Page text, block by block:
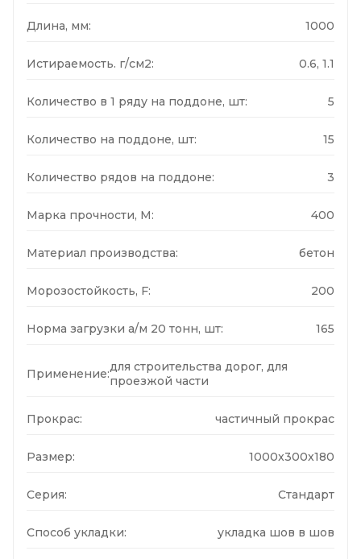
Длина, мм: 1000
Истираемость. г/см2: 0.6, 1.1
Количество в 1 ряду на поддоне, шт: 5
Количество на поддоне, шт: 15
Количество рядов на поддоне: 3
Марка прочности, М: 400
Материал производства: бетон
Морозостойкость, F: 200
Норма загрузки а/м 20 тонн, шт: 165
Применение:для строительства дорог, для
проезжой части
Прокрас: частичный прокрас
Размер: 1000x300x180
Серия: Стандарт
Способ укладки: укладка шов в шов